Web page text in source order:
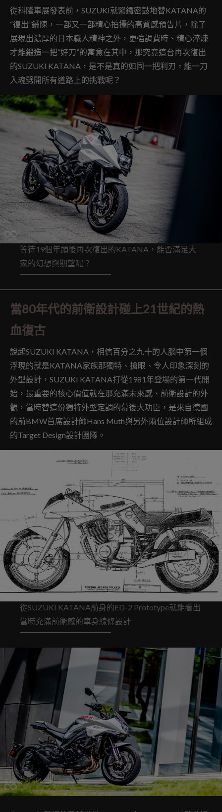
從科隆車展發表前，SUZUKI就緊鑼密鼓地替KATANA的
“復出”鋪陳，一部又一部精心拍攝的高質感預告片，除了
展現出濃厚的日本職人精神之外，更強調費時、精心淬煉
才能鍛造一把“好刀”的寓意在其中，那究竟這台再次復出
的SUZUKI KATANA，是不是真的如同一把利刃，能一刀
入魂劈開所有道路上的挑戰呢？
等待19個年頭後再次復出的KATANA，能否滿足大
家的幻想與期望呢？
當80年代的前衛設計碰上21世紀的熱
血復古
說起SUZUKI KATANA，相信百分之九十的人腦中第一個
浮現的就是KATANA家族那獨特、搶眼、令人印象深刻的
外型設計，SUZUKI KATANA打從1981年登場的第一代開
始，最重要的核心價值就在那充滿未來感、前衛設計的外
觀，當時替這份獨特外型定調的幕後大功臣，是來自德國
的前BMW首席設計師Hans Muth與另外兩位設計師所組成
的Target Design設計團隊。
從SUZUKI KATANA前身的ED-2 Prototype就能看出
當時充滿前衛感的車身線條設計